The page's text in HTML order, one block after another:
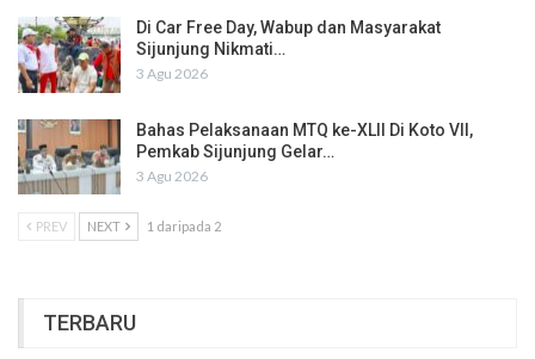
Di Car Free Day, Wabup dan Masyarakat
Sijunjung Nikmati…
3 Agu 2026
Bahas Pelaksanaan MTQ ke-XLII Di Koto VII,
Pemkab Sijunjung Gelar…
3 Agu 2026
PREV NEXT 1 daripada 2
TERBARU